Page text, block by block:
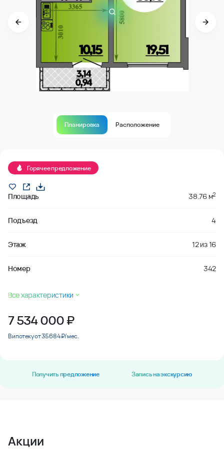
Планировка Расположение
Горячее предложение
Площадь 38.76 м2
Подъезд 4
Этаж 12из16
Номер 342
Все характеристики
7 534 000₽
В ипотеку от 35 684 ₽/мес.
Получить предложение Запись на экскурсию
Акции